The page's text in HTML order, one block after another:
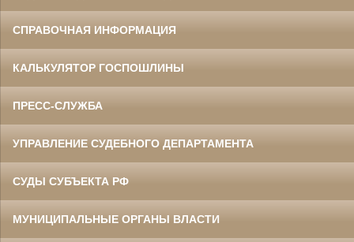
СПРАВОЧНАЯ ИНФОРМАЦИЯ
КАЛЬКУЛЯТОР ГОСПОШЛИНЫ
ПРЕСС-СЛУЖБА
УПРАВЛЕНИЕ СУДЕБНОГО ДЕПАРТАМЕНТА
СУДЫ СУБЪЕКТА РФ
МУНИЦИПАЛЬНЫЕ ОРГАНЫ ВЛАСТИ